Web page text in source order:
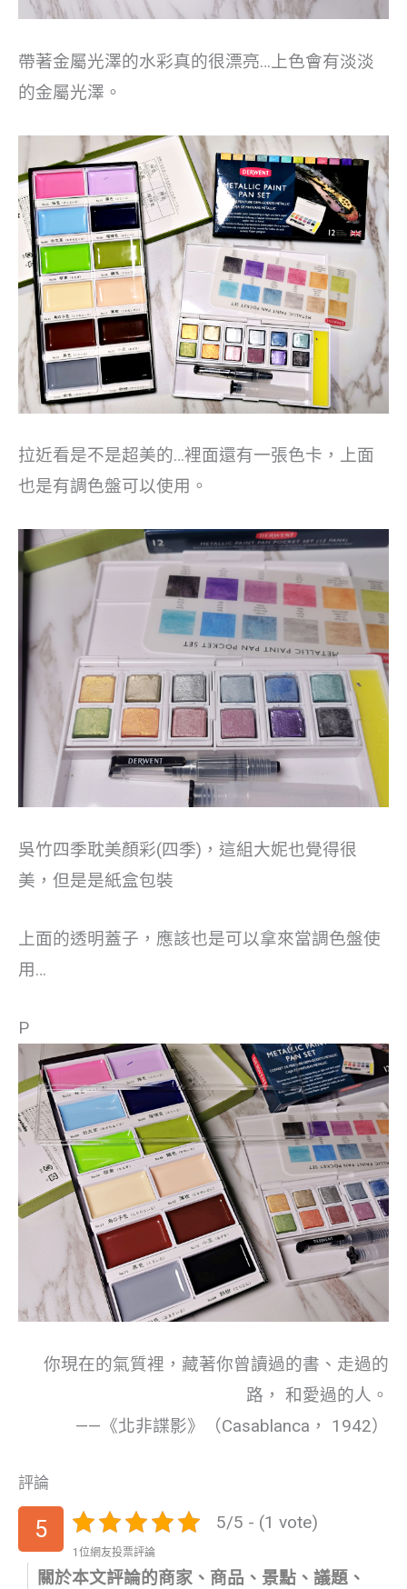
帶著金屬光澤的水彩真的很漂亮…上色會有淡淡
的金屬光澤。
拉近看是不是超美的…裡面還有一張色卡，上面
也是有調色盤可以使用。
吳竹四季耽美顏彩(四季)，這組大妮也覺得很
美，但是是紙盒包裝
上面的透明蓋子，應該也是可以拿來當調色盤使
用…
P
你現在的氣質裡，藏著你曾讀過的書、走過的
路， 和愛過的人。
——《北非諜影》（Casablanca， 1942）
評論
5 5/5 - (1 vote)
1位網友投票評論
關於本文評論的商家、商品、景點、議題、